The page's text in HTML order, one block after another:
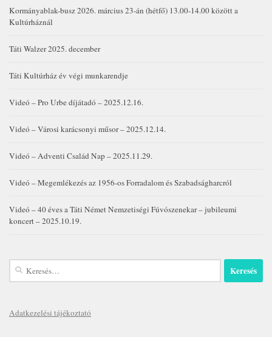
Kormányablak-busz 2026. március 23-án (hétfő) 13.00-14.00 között a
Kultúrháznál
Táti Walzer 2025. december
Táti Kultúrház év végi munkarendje
Videó – Pro Urbe díjátadó – 2025.12.16.
Videó – Városi karácsonyi műsor – 2025.12.14.
Videó – Adventi Család Nap – 2025.11.29.
Videó – Megemlékezés az 1956-os Forradalom és Szabadságharcról
Videó – 40 éves a Táti Német Nemzetiségi Fúvószenekar – jubileumi
koncert – 2025.10.19.
Keresés:
Adatkezelési tájékoztató